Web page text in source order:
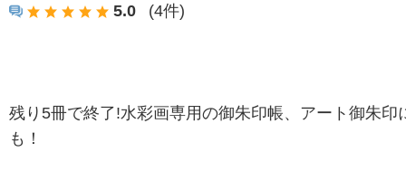
5.0
(4件)
残り5冊で終了!水彩画専用の御朱印帳、アート御朱印
も！